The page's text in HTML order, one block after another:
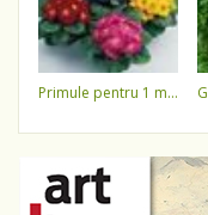
primule pentru 1 martie 3,5 lei / ghiveci !!!!